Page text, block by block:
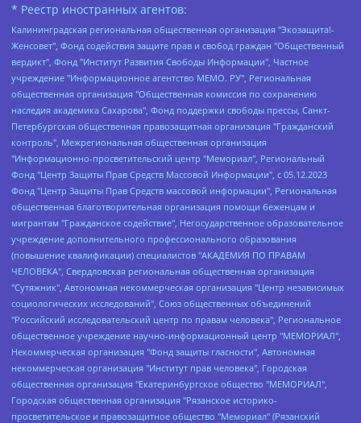
* Реестр иностранных агентов:
Калининградская региональная общественная организация "Экозащита!-Женсовет", Фонд содействия защите прав и свобод граждан "Общественный вердикт", Фонд "Институт Развития Свободы Информации", Частное учреждение "Информационное агентство МЕМО. РУ", Региональная общественная организация "Общественная комиссия по сохранению наследия академика Сахарова", Фонд поддержки свободы прессы, Санкт-Петербургская общественная правозащитная организация "Гражданский контроль", Межрегиональная общественная организация "Информационно-просветительский центр "Мемориал", Региональный Фонд "Центр Защиты Прав Средств Массовой Информации", с 05.12.2023 Фонд "Центр Защиты Прав Средств массовой информации", Региональная общественная благотворительная организация помощи беженцам и мигрантам "Гражданское содействие", Негосударственное образовательное учреждение дополнительного профессионального образования (повышение квалификации) специалистов "АКАДЕМИЯ ПО ПРАВАМ ЧЕЛОВЕКА", Свердловская региональная общественная организация "Сутяжник", Автономная некоммерческая организация "Центр независимых социологических исследований", Союз общественных объединений "Российский исследовательский центр по правам человека", Региональное общественное учреждение научно-информационный центр "МЕМОРИАЛ", Некоммерческая организация "Фонд защиты гласности", Автономная некоммерческая организация "Институт прав человека", Городская общественная организация "Екатеринбургское общество "МЕМОРИАЛ", Городская общественная организация "Рязанское историко-просветительское и правозащитное общество "Мемориал" (Рязанский Мемориал), Челябинский региональный орган общественной самодеятельности – женское общественное объединение "Женщины Евразии", Челябинский региональный орган общественной самодеятельности "Уральская правозащитная группа", Фонд содействия защите здоровья и социальной справедливости имени Андрея Рылькова, Автономная Некоммерческая Организация "Аналитический Центр Юрия Левады", Автономная некоммерческая организация социальной поддержки населения "Проект Апрель", Региональная общественная организация помощи женщинам и детям, находящимся в кризисной ситуации "Информационно-методический центр "Анна", Фонд содействия развитию массовых коммуникаций и правовому просвещению "Так-так-Так", Фонд содействия устойчивому развитию "Серебряная тайга", Свердловский региональный общественный фонд социальных проектов "Новое время", "Idel.Реалии", Кавказ.Реалии, Крым.Реалии, Телеканал Настоящее Время, Татаро-башкирская служба Радио Свобода (Azatliq Radiosi), Радио Свободная Европа/Радио Свобода (PCE/PC), "Сибирь.Реалии", "Фактограф", Благотворительный фонд помощи осужденным и их семьям, Автономная некоммерческая организация "Институт глобализации и социальных движений", Фонд "В защиту прав заключенных", Частное учреждение "Центр поддержки и содействия развитию средств массовой информации", Пензенский региональный общественный благотворительный фонд "Гражданский союз", "Север.Реалии", Некоммерческая организация Фонд "Правовая инициатива", Общество с ограниченной ответственностью "Радио Свободная Европа/Радио Свобода", Чешское информационное агентство "MEDIUM-ORIENT", Красноярская региональная общественная организация "Мы против СПИДа", Камалягин Денис Николаевич, Маркелов Сергей Евгеньевич, Пономарев Лев Александрович, Савицкая Людмила Алексеевна, Автономная некоммерческая организация "Центр по работе с проблемой насилия "НАСИЛИЮ.НЕТ", Межрегиональный профессиональный союз работников здравоохранения "Альянс врачей", Юридическое лицо, зарегистрированное в Латвийской Республике, SIA "Medusa Project" (регистрационный номер 40103797863, дата регистрации 10.06.2014), Некоммерческая организация "Фонд по борьбе с коррупцией", Автономная некоммерческая организация "Институт права и публичной политики", Баданин Роман Сергеевич, Гликин Максим Александрович, Железнова Мария Михайловна, Лукьянова Юлия Сергеевна, Маетная Елизавета Витальевна, Маняхин Петр Борисович, Чуракова Ольга Владимировна, Ярош Юлия Петровна, Юридическое лицо "The Insider SIA", зарегистрированное в Риге, Латвийская Республика (дата регистрации 26.06.2015), являющееся администратором доменного имени интернет-издания "The Insider SIA", https://theins.ru, Постернак Алексей Евгеньевич, Рубин Михаил Аркадьевич, Анин Роман Александрович, Юридическое лицо Istories fonds, зарегистрированное в Латвийской Республике (регистрационный номер 50008295751, дата регистрации 24.02.2020), Великовский Дмитрий Александрович, Долинина Ирина Николаевна, Мароховская Алеся Алексеевна, Шлейнов Роман Юрьевич, Шмагун Олеся Валентиновна, Общество с ограниченной ответственностью "Альтаир 2021", Общество с ограниченной ответственностью "Вега 2021", Общество с ограниченной ответственностью "Главный редактор 2021", Общество с ограниченной ответственностью "Ромашки монолит", Важенков Артем Валерьевич, Ивановская областная общественная организация "Центр гендерных исследований", Гурман Юрий Альбертович, Медиапроект "ОВД-Инфо", Егоров Владимир Владимирович, Жилинский Владимир Александрович, Общество с ограниченной ответственностью "ЗП", Иванова София Юрьевна, Карезина Инна Павловна, Кильтау Екатерина Викторовна, Петров Алексей Викторович, Пискунов Сергей Евгеньевич, Смирнов Сергей Сергеевич, Тихонов Михаил Сергеевич, Общество с ограниченной ответственностью "ЖУРНАЛИСТ-ИНОСТРАННЫЙ АГЕНТ", Арапова Галина Юрьевна, Вольтская Татьяна Анатольевна, Американская компания "Mason G.E.S. Anonymous Foundation" (США), являющаяся владельцем интернет-издания https://mnews.world/, Компания "Stichting Bellingcat", зарегистрированная в Нидерландах (дата регистрации 11.07.2018), Захаров Андрей Вячеславович, Клепиковская Екатерина Дмитриевна, Общество с ограниченной ответственностью "МЕМО", Перл Роман Александрович, Симонов Евгений Алексеевич, Соловьева Елена Анатольевна, Сотников Даниил Владимирович, Сурначева Елизавета Дмитриевна, Автономная некоммерческая организация по защите прав человека и информированию населения "Якутия – Наше Мнение", Общество с ограниченной ответственностью "Москоу диджитал медиа", с 26.01.2023 Общество с ограниченной ответственностью "Чайка Белые сады", Ветошкина Валерия Валерьевна, Заговора Максим Александрович, Межрегиональное общественное движение "Российская ЛГБТ - сеть", Оленичев Максим Владимирович, Павлов Иван Юрьевич, Скворцова Елена Сергеевна, Общество с ограниченной ответственностью "Как бы инагент", Кочетков Игорь Викторович, Общество с ограниченной ответственностью "Честные выборы", Еланчик Олег Александрович, Общество с ограниченной ответственностью "Нобелевский призыв", Гималова Регина Эмилевна, Григорьев Андрей Валерьевич, Григорьева Алина Александровна, Ассоциация по содействию защите прав призывников, альтернативнослужащих и военнослужащих "Правозащитная группа "Гражданин.Армия.Право", Хисамова Регина Фаритовна, Автономная некоммерческая организация по реализации социально-правовых программ "Лилит", Дальневосточное общественное движение "Маяк", Санкт-Петербургская ЛГБТ-инициативная группа "Выход", Инициативная группа ЛГБТ+ "Реверс", Алексеев Андрей Викторович, Бекбулатова Таисия Львовна, Беляев Иван Михайлович, Владыкина Елена Сергеевна, Гельман Марат Александрович, Никульшина Вероника Юрьевна, Толоконникова Надежда Андреевна, Шендерович Виктор Анатольевич, Общество с ограниченной ответственностью "Данное сообщение", Общество с ограниченной ответственностью Издательский дом "Новая глава", Айнбиндер Александра Александровна, Московский комьюнити-центр для ЛГБТ+инициатив, Благотворительный фонд развития филантропии, Deutsche Welle (Германия, Kurt-Schumacher-Strasse 3, 53113 Bonn), Борзунова Мария Михайловна, Воробьев Виктор Викторович, Голубева Анна Львовна, Константинова Алла Михайловна, Малкова Ирина Владимировна, Мурадов Мурад Абдулгалимович, Осетинская Елизавета Николаевна, Понасенков Евгений Николаевич, Ганапольский Матвей Юрьевич, Киселев Евгений Алексеевич, Борухович Ирина Григорьевна, Дремин Иван Тимофеевич, Дубровский Дмитрий Викторович, Красноярская региональная общественная организация поддержки и развития альтернативных образовательных технологий и межкультурных коммуникаций "ИНТЕРРА", Маяковская Екатерина Алексеевна, Фейгин Марк Захарович, Филимонов Андрей Викторович, Дзугкоева Регина Николаевна, Доброхотов Роман Александрович, Дудь Юрий Александрович, Елкин Сергей Владимирович, Кругликов Кирилл Игоревич, Сабунаева Мария Леонидовна, Семенов Алексей Владимирович, Шаинян Карен Багратович, Шульман Екатерина Михайловна, Асафьев Артур Валерьевич, Вахштайн Виктор Семенович, Венедиктов Алексей Алексеевич, Лушникова Екатерина Евгеньевна, Волков Леонид Михайлович, Невзоров Александр Глебович, Пархоменко Сергей Борисович, Сироткин Ярослав Николаевич, Кара-Мурза Владимир Владимирович, Баранова Наталья Владимировна, Гозман Леонид Яковлевич, Кагарлицкий Борис Юльевич, Климарев Михаил Валерьевич, Милов Владимир Станиславович, Автономная некоммерческая организация Краснодарский центр современного искусства "Типография", Моргенштерн Алишер Тагирович, Соболь Любовь Эдуардовна, Общество с ограниченной ответственностью "ЛИЗА НОРМ", Каспаров Гарри Кимович, Ходорковский Михаил Борисович, Общество с ограниченной ответственностью "Апрельские тезисы", Данилович Ирина Брониславовна, Кашин Олег Владимирович, Петров Николай Владимирович, Пивоваров Алексей Владимирович, Соколов Михаил Владимирович, Цветкова Юлия Владимировна, Чичваркин Евгений Александрович, Комитет против пыток/Команда против пыток, Общество с ограниченной ответственностью "Первый научный", Общество с ограниченной ответственностью "Вертолет и ко", Белоцерковская Вероника Борисовна, Кац Максим Евгеньевич, Лазарева Татьяна Юрьевна, Шаведдинов Руслан Табризович, Яшин Илья Валерьевич, Общество с ограниченной ответственностью "Иноагент ААВ", Алешковский Дмитрий Петрович, Альбац Евгения Марковна, Быков Дмитрий Львович, Галямина Юлия Евгеньевна, Лойко Сергей Леонидович, Мартынов Кирилл Константинович, Медведев Сергей Александрович, Крашенинников Федор Геннадиевич, Гордеева Катерина Вл